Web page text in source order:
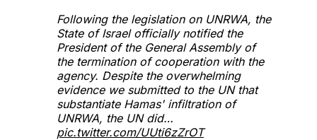
Following the legislation on UNRWA, the
State of Israel officially notified the
President of the General Assembly of
the termination of cooperation with the
agency. Despite the overwhelming
evidence we submitted to the UN that
substantiate Hamas' infiltration of
UNRWA, the UN did…
pic.twitter.com/UUti6zZrOT